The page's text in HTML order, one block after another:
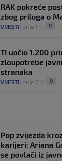
RAK pokreće
zbog priloga o
VIJESTI prije 1 h 0
TI uočio 1.200
zloupotrebe
stranaka
VIJESTI prije 2 h 0
Pop zvijezda
karijeri: Ariana
se povlači iz